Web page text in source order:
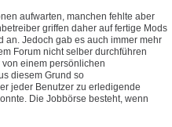
aufwarten, manchen fehlte aber
griffen daher auf fertige Mods
an. Jedoch gab es auch immer mehr
Forum nicht selber durchführen
einem persönlichen
diesem Grund so
jeder Benutzer zu erledigende
Die Jobbörse besteht, wenn